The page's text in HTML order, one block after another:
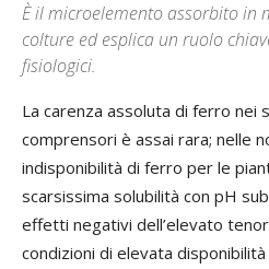
È il microelemento assorbito in
colture ed esplica un ruolo
fisiologici.
La carenza assoluta di ferro nei
comprensori è assai rara; nelle
indisponibilità di ferro per le
scarsissima solubilità con pH
effetti negativi dell’elevato
condizioni di elevata